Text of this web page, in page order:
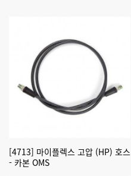
[4713] 마이플렉스 고압 (HP) 호스
- 카본 OMS